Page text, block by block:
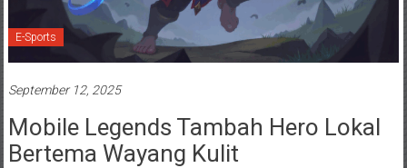
E-Sports
September 12, 2025
Mobile Legends Tambah Hero Lokal
Bertema Wayang Kulit